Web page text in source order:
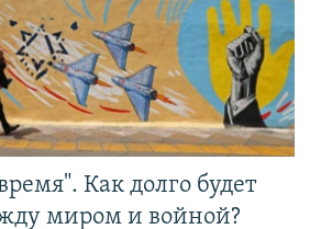
Как долго будет
миром и войной?